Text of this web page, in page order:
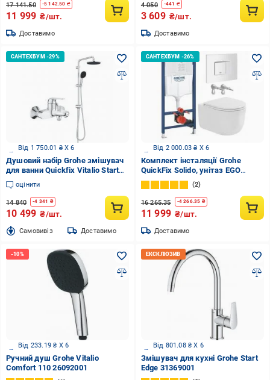
17 141.50 -5 142.50 ₴
11 999 ₴/шт.
Доставимо
4 050 -441 ₴
3 609 ₴/шт.
Доставимо
Від 1 750.01 ₴ X 6
Душовий набір Grohe змішувач
для ванни Quickfix Vitalio Start
200 (24335001) + душова
система Vitalio Start 200
(26991001
оцінити
14 840 -4 341 ₴
10 499 ₴/шт.
Cамовивіз Доставимо
Від 2 000.03 ₴ X 6
Комплект інсталяції Grohe
QuickFix Solido, унітаз EGO
STYLE NEW TORNADO, клавіша
EVEN біла
2
16 265.35 -4 266.35 ₴
11 999 ₴/шт.
Доставимо
Від 233.19 ₴ X 6
Ручний душ Grohe Vitalio
Comfort 110 26092001
Від 801.08 ₴ X 6
Змішувач для кухні Grohe Start
Edge 31369001